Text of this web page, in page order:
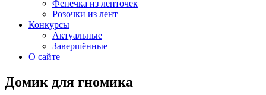
Фенечка из ленточек
Розочки из лент
Конкурсы
Актуальные
Завершённые
О сайте
Домик для гномика